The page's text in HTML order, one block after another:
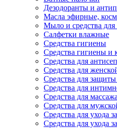
Дезодоранты и
Масла эфирные,
Мыло и средства
Салфетки влажные
Средства гигиены
Средства гигиены и
Средства для
Средства для
Средства для защиты
Средства для
Средства для
Средства для
Средства для ухода
Средства для ухода